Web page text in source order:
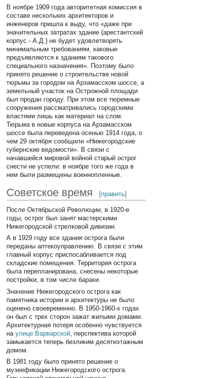
В ноябре 1909 года авторитетная комиссия в
составе нескольких архитекторов и
инженеров пришла к выду, что «даже при
значительных затратах здание (арестантский
корпус.- А.Д.) не будет удовлетворять
минимальным требованиям, каковые
предъявляются к зданиям такового
специального назначения». Поэтому было
принято решение о строительстве новой
тюрьмы за городом на Арзамасском шоссе, а
земельный участок на Острожной площади
был продан городу. При этом все тюремные
сооружения рассматривались городскими
властями лишь как материал на слом.
Тюрьма в новые корпуса на Арзамасском
шоссе была переведена осенью 1914 года, о
чем 29 октября сообщили «Нижегородские
губернские ведомости». В связи с
начавшейся мировой войной старый острог
снести не успели: в ноябре того же года в
нем были размещены военнопленные.
Советское время [править]
После Октябрьской Революции, в 1920-е
годы, острог был занят мастерскими
Нижегородской стрелковой дивизии.
А в 1929 году все здания острога были
переданы аптекоуправлению. В связи с этим
главный корпус приспосабливается под
складские помещения. Территория острога
была перепланирована, снесены некоторые
постройки, в том числе бараки.
Значение Нижегородского острога как
памятника истории и архитектуры не было
оценено своевременно. В 1950-1960-х годах
он был с трех сторон зажат жилыми домами.
Архитектурная потеря особенно чувствуется
наулице Варварской , перспектива которой
замыкается теперь безликим десятиэтажным
домом.
В 1981 году было принято решение о
музеефикации Нижегородского острога.